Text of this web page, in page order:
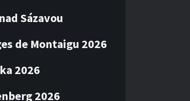
Sázavou
de Montaigu 2026
2026
2026